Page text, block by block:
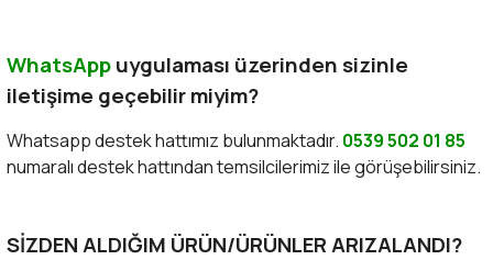
WhatsAppuygulaması üzerinden sizinle
iletişime geçebilir miyim?
Whatsapp destek hattımız bulunmaktadır. 0539 502 01 85
numaralı destek hattından temsilcilerimiz ile görüşebilirsiniz.
SİZDEN ALDIĞIM ÜRÜN/ÜRÜNLER ARIZALANDI?